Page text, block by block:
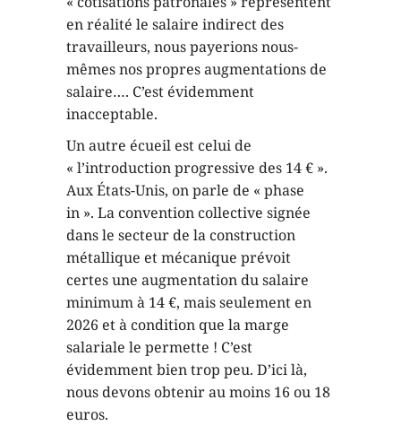
en réalité le salaire indirect des
travailleurs, nous payerions nous-
mêmes nos propres augmentations de
salaire…. C’est évidemment
inacceptable.
Un autre écueil est celui de
« l’introduction progressive des 14 € ».
Aux États-Unis, on parle de « phase
in ». La convention collective signée
dans le secteur de la construction
métallique et mécanique prévoit
certes une augmentation du salaire
minimum à 14 €, mais seulement en
2026 et à condition que la marge
salariale le permette ! C’est
évidemment bien trop peu. D’ici là,
nous devons obtenir au moins 16 ou 18
euros.